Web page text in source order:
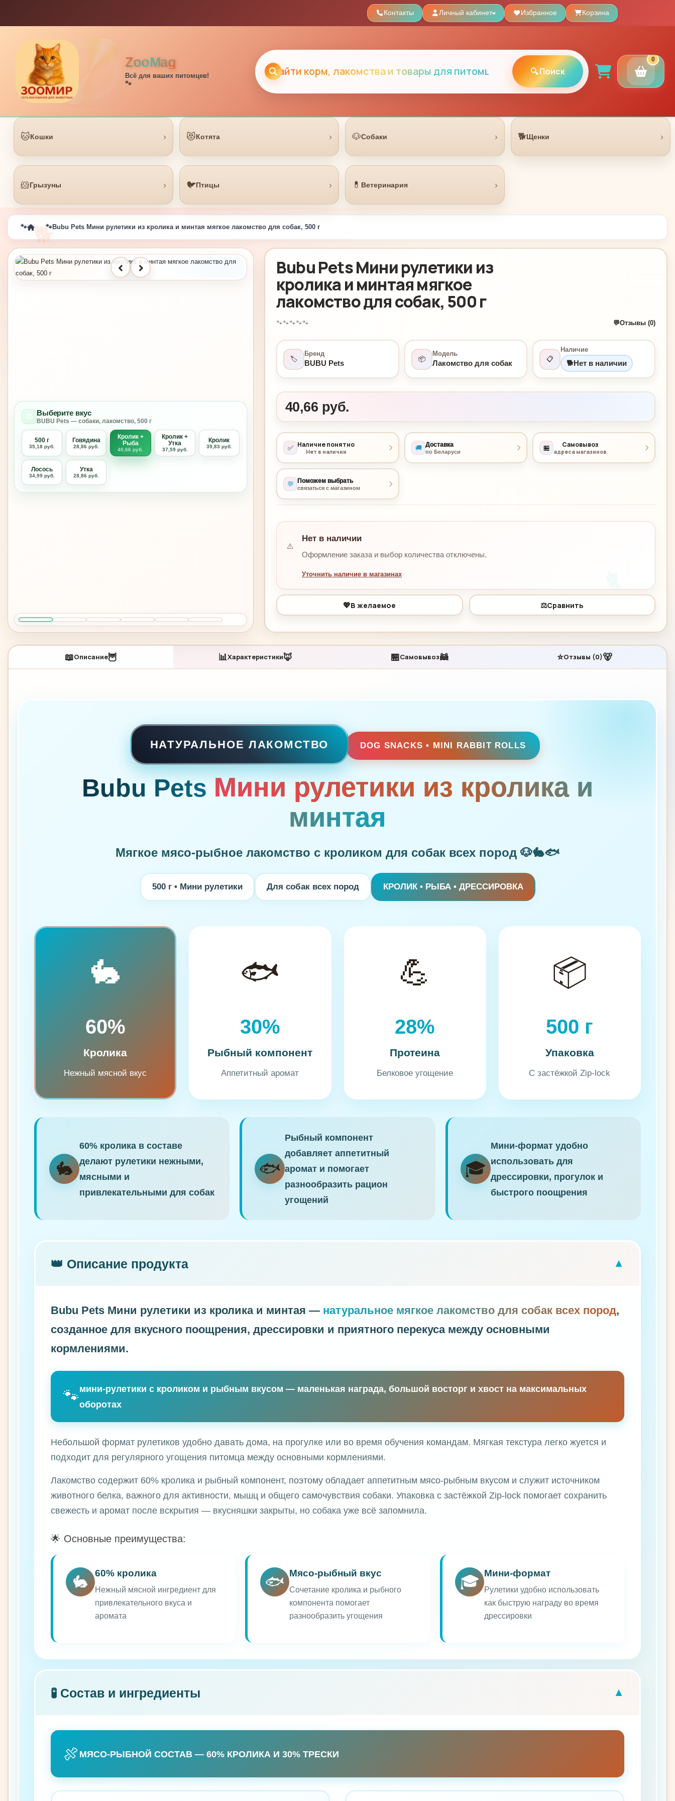
🐕
Контакты Личный кабинет Избранное Корзина
ZooMag
Всё для ваших питомцев!
🐾
🔍 Поиск
0
🐱Кошки › 😻Котята › 🐶Собаки › 🐕Щенки ›
🐹Грызуны › 🐦Птицы › 💊 Ветеринария ›
🐾 🐾Bubu Pets Мини рулетики из кролика и минтая мягкое лакомство для собак, 500 г
‹ ›
🐾
🐾
🐾
⚖️ Выберите вкус
BUBU Pets — собаки, лакомство, 500 г
500 г
35,18 руб.
Говядина
28,86 руб.
Кролик +
Рыба
40,66 руб.
Кролик +
Утка
37,59 руб.
Кролик
39,83 руб.
Лосось
34,99 руб.
Утка
28,86 руб.
Bubu Pets Мини рулетики из
кролика и минтая мягкое
лакомство для собак, 500 г
🐾🐾🐾🐾🐾 💬Отзывы (0)
🏷️
Бренд
BUBU Pets
📦
Модель
Лакомство для собак
📋
Наличие
🐕Нет в наличии
40,66 руб.
✅ Наличие понятно
Нет в наличии 🚚 Доставка
по Беларуси 🏪 Самовывоз
адреса магазинов
💬 Поможем выбрать
связаться с магазином
💖В желаемое ⚖️Сравнить
⚠️
Нет в наличии
Оформление заказа и выбор количества отключены.
Уточнить наличие в магазинах
📖Описание🦉 📊Характеристики🦊 🏪Самовывоз🦝 ⭐Отзывы (0)🐻
НАТУРАЛЬНОЕ ЛАКОМСТВО DOG SNACKS • MINI RABBIT ROLLS
Bubu Pets Мини рулетики из кролика и
минтая
Мягкое мясо-рыбное лакомство с кроликом для собак всех пород 🐶🐇🐟
500 г • Мини рулетики Для собак всех пород КРОЛИК • РЫБА • ДРЕССИРОВКА
🐇
60%
Кролика
Нежный мясной вкус
🐟
30%
Рыбный компонент
Аппетитный аромат
💪
28%
Протеина
Белковое угощение
📦
500 г
Упаковка
С застёжкой Zip-lock
🐇
60% кролика в составе
делают рулетики нежными,
мясными и
привлекательными для собак
🐟
Рыбный компонент
добавляет аппетитный
аромат и помогает
разнообразить рацион
угощений
🎓
Мини-формат удобно
использовать для
дрессировки, прогулок и
быстрого поощрения
👑 Описание продукта ▼
Bubu Pets Мини рулетики из кролика и минтая — натуральное мягкое лакомство для собак всех пород,
созданное для вкусного поощрения, дрессировки и приятного перекуса между основными
кормлениями.
🐾мини-рулетики с кроликом и рыбным вкусом — маленькая награда, большой восторг и хвост на максимальных
оборотах
Небольшой формат рулетиков удобно давать дома, на прогулке или во время обучения командам. Мягкая текстура легко жуется и
подходит для регулярного угощения питомца между основными кормлениями.
Лакомство содержит 60% кролика и рыбный компонент, поэтому обладает аппетитным мясо-рыбным вкусом и служит источником
животного белка, важного для активности, мышц и общего самочувствия собаки. Упаковка с застёжкой Zip-lock помогает сохранить
свежесть и аромат после вскрытия — вкусняшки закрыты, но собака уже всё запомнила.
🌟 Основные преимущества:
🐇 60% кролика
Нежный мясной ингредиент для
привлекательного вкуса и
аромата
🐟 Мясо-рыбный вкус
Сочетание кролика и рыбного
компонента помогает
разнообразить угощения
🎓 Мини-формат
Рулетики удобно использовать
как быструю награду во время
дрессировки
🧪 Состав и ингредиенты ▼
🍖 МЯСО-РЫБНОЙ СОСТАВ — 60% КРОЛИКА И 30% ТРЕСКИ